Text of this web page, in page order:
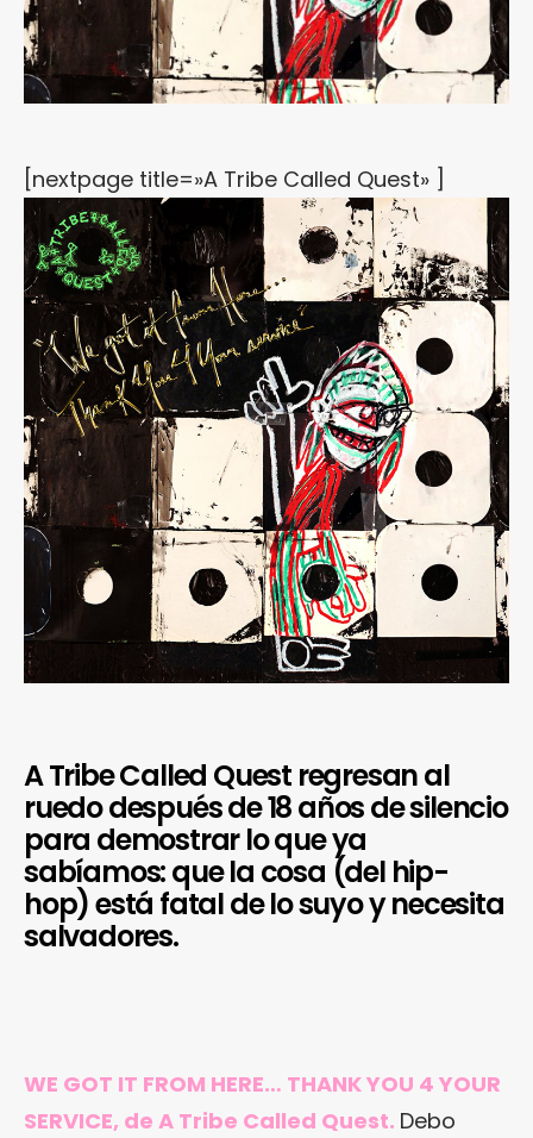
[nextpage title=»A Tribe Called Quest» ]
A Tribe Called Quest regresan al
ruedo después de 18 años de silencio
para demostrar lo que ya
sabíamos: que la cosa (del hip-
hop) está fatal de lo suyo y necesita
salvadores.
WE GOT IT FROM HERE… THANK YOU 4 YOUR
SERVICE, de A Tribe Called Quest. Debo